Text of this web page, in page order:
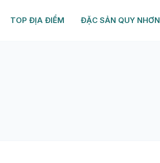
TOP ĐỊA ĐIỂM ĐẶC SẢN QUY NHƠN